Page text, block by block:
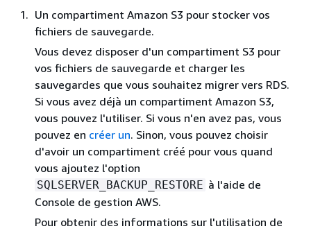
Un compartiment Amazon S3 pour stocker vos
fichiers de sauvegarde.
Vous devez disposer d'un compartiment S3 pour
vos fichiers de sauvegarde et charger les
sauvegardes que vous souhaitez migrer vers RDS.
Si vous avez déjà un compartiment Amazon S3,
vous pouvez l'utiliser. Si vous n'en avez pas, vous
pouvez en créer un. Sinon, vous pouvez choisir
d'avoir un compartiment créé pour vous quand
vous ajoutez l'option
SQLSERVER_BACKUP_RESTORE à l'aide de
Console de gestion AWS.
Pour obtenir des informations sur l'utilisation de